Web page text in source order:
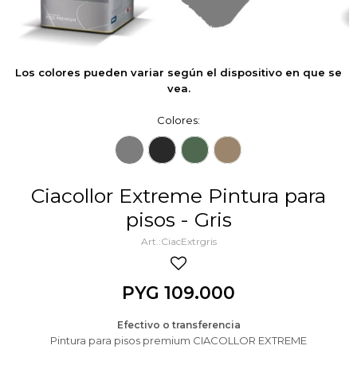
Los colores pueden variar según el dispositivo en que se
vea.
Colores:
Ciacollor Extreme Pintura para
pisos - Gris
CiacExtrgris
PYG 109.000
Efectivo o transferencia
Pintura para pisos premium CIACOLLOR EXTREME